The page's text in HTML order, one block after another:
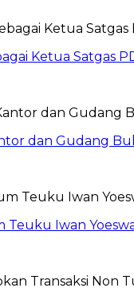
Ketua Satgas
dan Gudang
Iwan